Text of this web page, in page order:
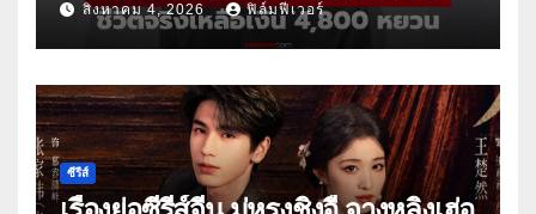
สิงหาคม 4, 2026 ฟิล์มฟีเวอร์
ซีรีส์